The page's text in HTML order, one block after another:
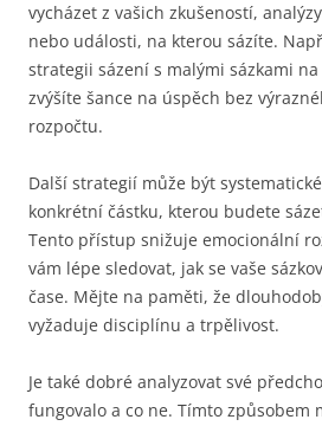
vycházet z vašich zkušeností,
nebo události, na kterou sázíte.
strategii sázení s malými sázkami
zvýšíte šance na úspěch bez
rozpočtu.
Další strategií může být
konkrétní částku, kterou budete
Tento přístup snižuje emocionální
vám lépe sledovat, jak se vaše
čase. Mějte na paměti, že
vyžaduje disciplínu a trpělivost.
Je také dobré analyzovat své
fungovalo a co ne. Tímto způsobem